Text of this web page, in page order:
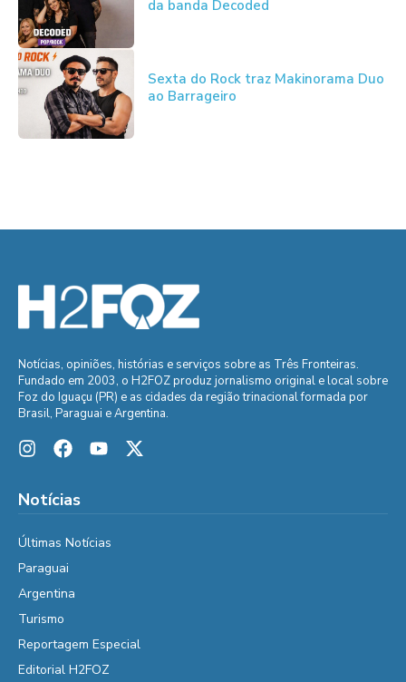
da banda Decoded
Sexta do Rock traz Makinorama Duo
ao Barrageiro
Notícias, opiniões, histórias e serviços sobre as Três Fronteiras.
Fundado em 2003, o H2FOZ produz jornalismo original e local sobre
Foz do Iguaçu (PR) e as cidades da região trinacional formada por
Brasil, Paraguai e Argentina.
Notícias
Últimas Notícias
Paraguai
Argentina
Turismo
Reportagem Especial
Editorial H2FOZ